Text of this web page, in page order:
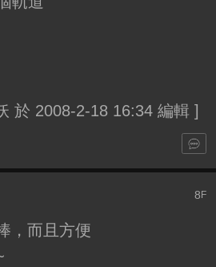
於 2008-2-18 16:34 編輯 ]
8 F
，而且方便